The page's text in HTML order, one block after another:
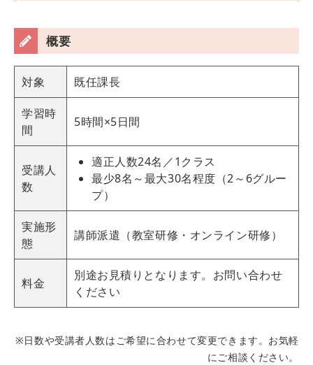
概要
対象 既任課長
学習時
間
5時間×5日間
受講人
数
適正人数24名／1クラス
最少8名～最大30名程度（2～6グルー
プ）
実施形
態
講師派遣（教室研修・オンライン研修）
料金
別途お見積りとなります。お問い合わせ
ください
※日数や受講者人数はご希望に合わせて変更できます。お気軽
にご相談ください。